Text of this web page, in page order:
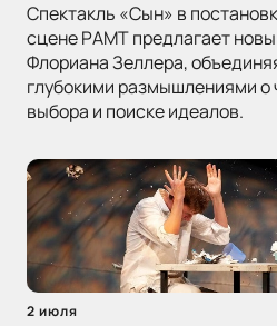
Спектакль «Сын» в
сцене РАМТ предлагает
Флориана Зеллера,
глубокими размышлениями о
выбора и поиске идеалов.
2 июля